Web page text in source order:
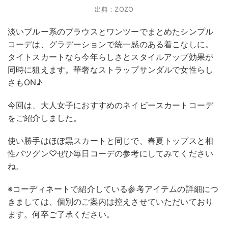
出典：ZOZO
淡いブルー系のブラウスとワンツーでまとめたシンプル
コーデは、グラデーションで統一感のある着こなしに。
タイトスカートなら今年らしさとスタイルアップ効果が
同時に狙えます。華奢なストラップサンダルで女性らし
さもON♪
今回は、大人女子におすすめのネイビースカートコーデ
をご紹介しました。
使い勝手はほぼ黒スカートと同じで、春夏トップスと相
性バツグン♡ぜひ毎日コーデの参考にしてみてください
ね。
※コーディネートで紹介している参考アイテムの詳細につ
きましては、個別のご案内は控えさせていただいており
ます。何卒ご了承ください。